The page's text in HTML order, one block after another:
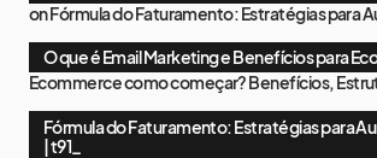
onFórmula do Faturamento: Estratégias para
O que é Email Marketing e Benefícios para
Ecommerce como começar? Benefícios,
Fórmula do Faturamento: Estratégias para
| t91_